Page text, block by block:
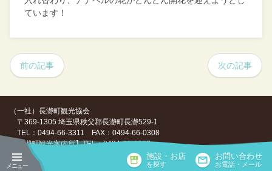
施設・お店
を探す
お問い合わせ
お電話・メール
ています！
前の記事 次の記事
（一社）長瀞町観光協会
〒369-1305 埼玉県秩父郡長瀞町長瀞529-1
TEL：0494-66-3311 FAX：0494-66-0308
【長瀞町観光案内所】TEL：0494-66-0307
Copyright ©（一社）長瀞町観光協会, All Rights Reserved.